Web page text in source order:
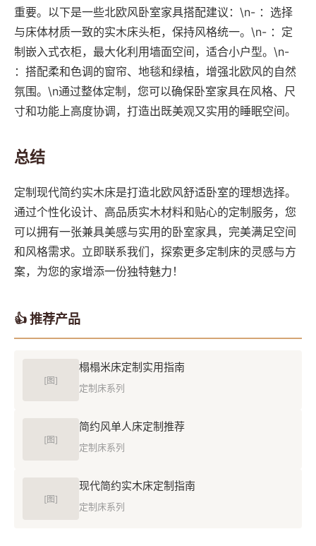
重要。以下是一些北欧风卧室家具搭配建议：\n- ：选择
与床体材质一致的实木床头柜，保持风格统一。\n- ：定
制嵌入式衣柜，最大化利用墙面空间，适合小户型。\n-
：搭配柔和色调的窗帘、地毯和绿植，增强北欧风的自然
氛围。\n通过整体定制，您可以确保卧室家具在风格、尺
寸和功能上高度协调，打造出既美观又实用的睡眠空间。
总结
定制现代简约实木床是打造北欧风舒适卧室的理想选择。
通过个性化设计、高品质实木材料和贴心的定制服务，您
可以拥有一张兼具美感与实用的卧室家具，完美满足空间
和风格需求。立即联系我们，探索更多定制床的灵感与方
案，为您的家增添一份独特魅力！
👍 推荐产品
[图]
榻榻米床定制实用指南
定制床系列
[图]
简约风单人床定制推荐
定制床系列
[图]
现代简约实木床定制指南
定制床系列